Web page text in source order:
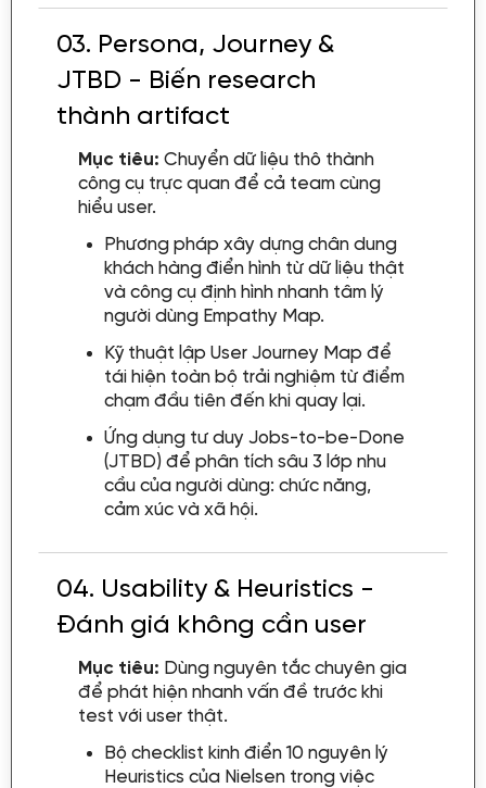
03. Persona, Journey &
JTBD - Biến research
thành artifact
Mục tiêu: Chuyển dữ liệu thô thành
công cụ trực quan để cả team cùng
hiểu user.
Phương pháp xây dựng chân dung
khách hàng điển hình từ dữ liệu thật
và công cụ định hình nhanh tâm lý
người dùng Empathy Map.
Kỹ thuật lập User Journey Map để
tái hiện toàn bộ trải nghiệm từ điểm
chạm đầu tiên đến khi quay lại.
Ứng dụng tư duy Jobs-to-be-Done
(JTBD) để phân tích sâu 3 lớp nhu
cầu của người dùng: chức năng,
cảm xúc và xã hội.
04. Usability & Heuristics -
Đánh giá không cần user
Mục tiêu: Dùng nguyên tắc chuyên gia
để phát hiện nhanh vấn đề trước khi
test với user thật.
Bộ checklist kinh điển 10 nguyên lý
Heuristics của Nielsen trong việc